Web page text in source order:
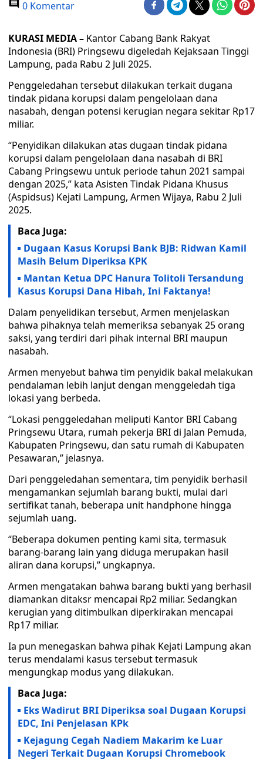
0 Komentar
KURASI MEDIA – Kantor Cabang Bank Rakyat
Indonesia (BRI) Pringsewu digeledah Kejaksaan Tinggi
Lampung, pada Rabu 2 Juli 2025.
Penggeledahan tersebut dilakukan terkait dugana
tindak pidana korupsi dalam pengelolaan dana
nasabah, dengan potensi kerugian negara sekitar Rp17
miliar.
“Penyidikan dilakukan atas dugaan tindak pidana
korupsi dalam pengelolaan dana nasabah di BRI
Cabang Pringsewu untuk periode tahun 2021 sampai
dengan 2025,” kata Asisten Tindak Pidana Khusus
(Aspidsus) Kejati Lampung, Armen Wijaya, Rabu 2 Juli
2025.
Baca Juga:
Dugaan Kasus Korupsi Bank BJB: Ridwan Kamil
Masih Belum Diperiksa KPK
Mantan Ketua DPC Hanura Tolitoli Tersandung
Kasus Korupsi Dana Hibah, Ini Faktanya!
Dalam penyelidikan tersebut, Armen menjelaskan
bahwa pihaknya telah memeriksa sebanyak 25 orang
saksi, yang terdiri dari pihak internal BRI maupun
nasabah.
Armen menyebut bahwa tim penyidik bakal melakukan
pendalaman lebih lanjut dengan menggeledah tiga
lokasi yang berbeda.
“Lokasi penggeledahan meliputi Kantor BRI Cabang
Pringsewu Utara, rumah pekerja BRI di Jalan Pemuda,
Kabupaten Pringsewu, dan satu rumah di Kabupaten
Pesawaran,” jelasnya.
Dari penggeledahan sementara, tim penyidik berhasil
mengamankan sejumlah barang bukti, mulai dari
sertifikat tanah, beberapa unit handphone hingga
sejumlah uang.
“Beberapa dokumen penting kami sita, termasuk
barang-barang lain yang diduga merupakan hasil
aliran dana korupsi,” ungkapnya.
Armen mengatakan bahwa barang bukti yang berhasil
diamankan ditaksr mencapai Rp2 miliar. Sedangkan
kerugian yang ditimbulkan diperkirakan mencapai
Rp17 miliar.
Ia pun menegaskan bahwa pihak Kejati Lampung akan
terus mendalami kasus tersebut termasuk
mengungkap modus yang dilakukan.
Baca Juga:
Eks Wadirut BRI Diperiksa soal Dugaan Korupsi
EDC, Ini Penjelasan KPk
Kejagung Cegah Nadiem Makarim ke Luar
Negeri Terkait Dugaan Korupsi Chromebook